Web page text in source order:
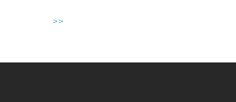
>>